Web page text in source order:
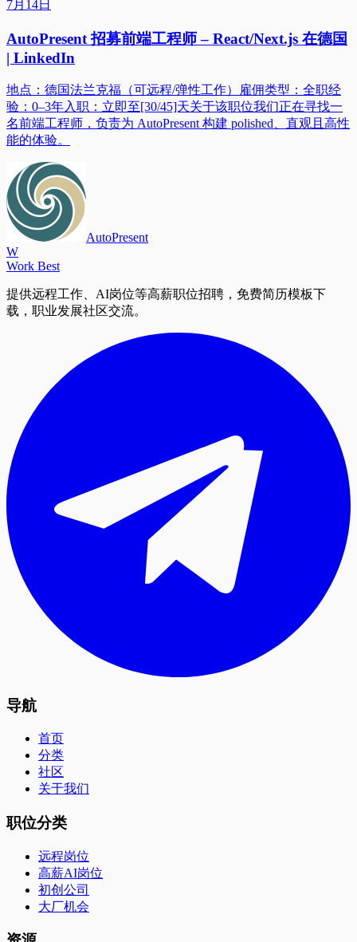
7月14日
AutoPresent 招募前端工程师 – React/Next.js 在德国
| LinkedIn
地点：德国法兰克福（可远程/弹性工作）雇佣类型：全职经
验：0–3年入职：立即至[30/45]天关于该职位我们正在寻找一
名前端工程师，负责为 AutoPresent 构建 polished、直观且高性
能的体验。
AutoPresent
W
Work Best
提供远程工作、AI岗位等高薪职位招聘，免费简历模板下
载，职业发展社区交流。
导航
首页
分类
社区
关于我们
职位分类
远程岗位
高薪AI岗位
初创公司
大厂机会